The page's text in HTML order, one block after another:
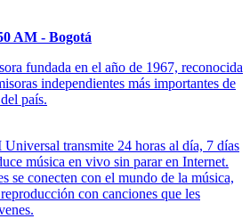
AM - Bogotá
fundada en el año de 1967, reconocida
independientes más importantes de
país.
Universal transmite 24 horas al día, 7 días
música en vivo sin parar en Internet.
se conecten con el mundo de la música,
con canciones que les